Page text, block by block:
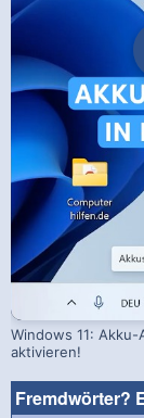
Windows 11:
aktivieren!
Fremdwörter?